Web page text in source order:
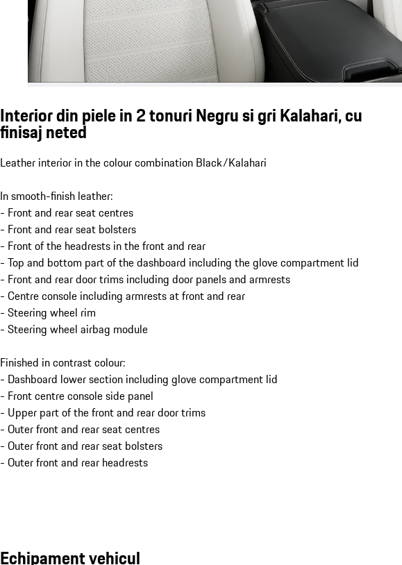
Interior din piele in 2 tonuri Negru si gri Kalahari, cu
finisaj neted
Leather interior in the colour combination Black/Kalahari
In smooth-finish leather:
- Front and rear seat centres
- Front and rear seat bolsters
- Front of the headrests in the front and rear
- Top and bottom part of the dashboard including the glove compartment lid
- Front and rear door trims including door panels and armrests
- Centre console including armrests at front and rear
- Steering wheel rim
- Steering wheel airbag module
Finished in contrast colour:
- Dashboard lower section including glove compartment lid
- Front centre console side panel
- Upper part of the front and rear door trims
- Outer front and rear seat centres
- Outer front and rear seat bolsters
- Outer front and rear headrests
Echipament vehicul